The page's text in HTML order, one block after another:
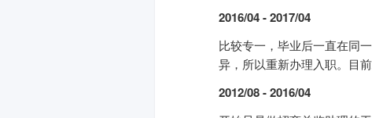
2016/04 - 2017/04
比较专一，毕业后一直在同
异，所以重新办理入职。目
2012/08 - 2016/04